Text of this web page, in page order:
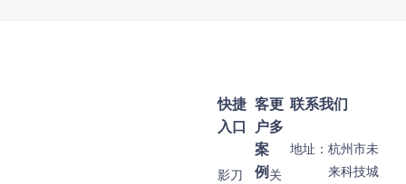
快捷
入口
影刀
客
户
案
例
更
多
关
联系我们
地址： 杭州市未
来科技城